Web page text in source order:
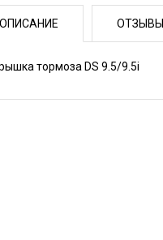
ОПИСАНИЕ ОТЗЫВЫ
тормоза DS 9.5/9.5i